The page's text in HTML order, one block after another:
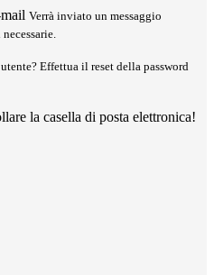
Verrà inviato un messaggio
Effettua il reset della password
la casella di posta elettronica!